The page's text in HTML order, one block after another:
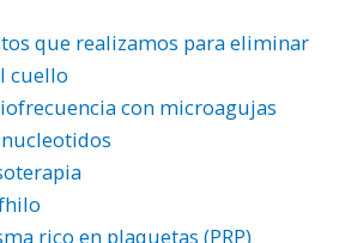
que realizamos para eliminar
cuello
con microagujas
rico en plaquetas (PRP)